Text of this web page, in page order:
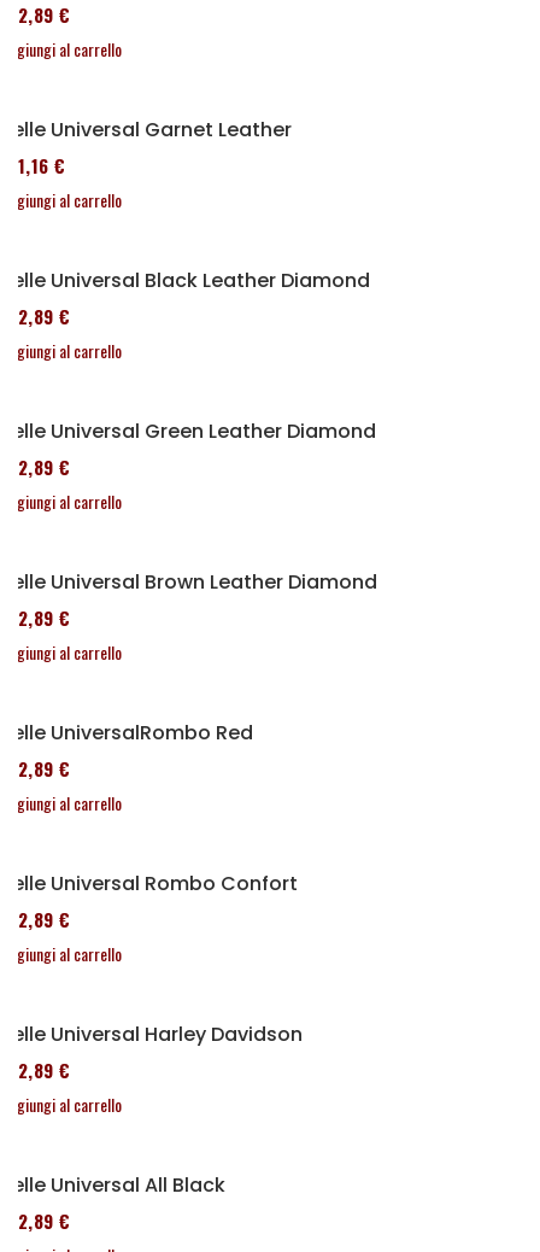
152,89 €
Aggiungi al carrello
Selle Universal Garnet Leather
161,16 €
Aggiungi al carrello
Selle Universal Black Leather Diamond
152,89 €
Aggiungi al carrello
Selle Universal Green Leather Diamond
152,89 €
Aggiungi al carrello
Selle Universal Brown Leather Diamond
152,89 €
Aggiungi al carrello
Selle UniversalRombo Red
152,89 €
Aggiungi al carrello
Selle Universal Rombo Confort
152,89 €
Aggiungi al carrello
Selle Universal Harley Davidson
152,89 €
Aggiungi al carrello
Selle Universal All Black
152,89 €